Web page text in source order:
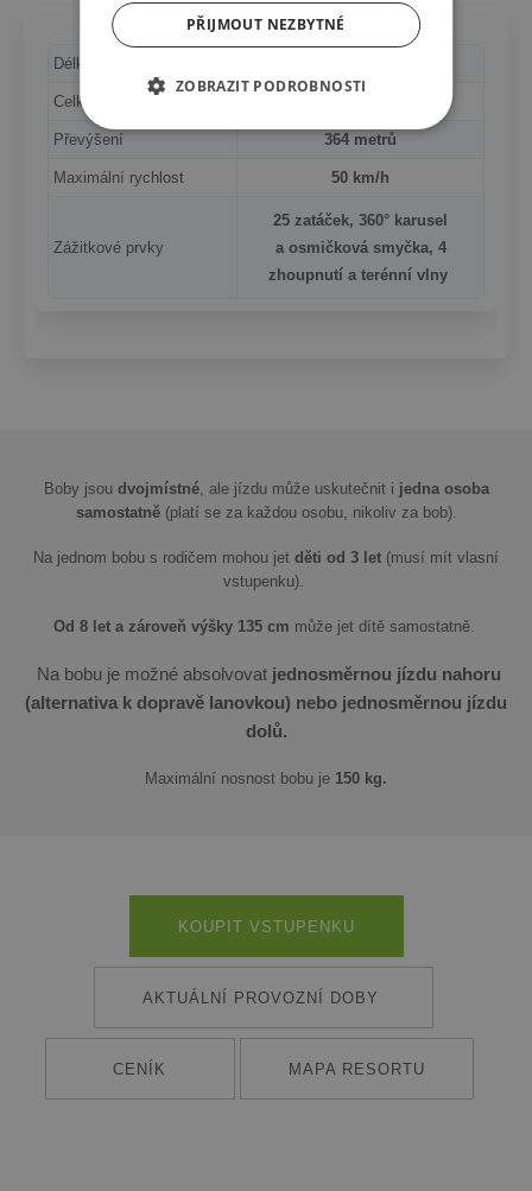
Délka sjezdu
Celková délka
Převýšení 364 metrů
Maximální rychlost 50 km/h
Zážitkové prvky
25 zatáček, 360° karusel
a osmičková smyčka, 4
zhoupnutí a terénní vlny
Boby jsou dvojmístné, ale jízdu může uskutečnit i jedna osoba
samostatně (platí se za každou osobu, nikoliv za bob).
Na jednom bobu s rodičem mohou jet děti od 3 let (musí mít vlasní
vstupenku).
Od 8 let a zároveň výšky 135 cm může jet dítě samostatně.
Na bobu je možné absolvovat jednosměrnou jízdu nahoru
(alternativa k dopravě lanovkou) nebo jednosměrnou jízdu
dolů.
Maximální nosnost bobu je 150 kg.
KOUPIT VSTUPENKU
AKTUÁLNÍ PROVOZNÍ DOBY
CENÍK MAPA RESORTU
PŘIJMOUT NEZBYTNÉ
ZOBRAZIT PODROBNOSTI